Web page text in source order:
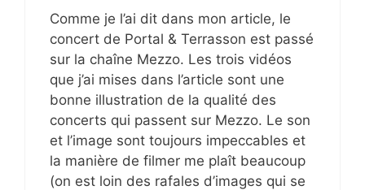
Comme je l’ai dit dans mon article, le
concert de Portal & Terrasson est passé
sur la chaîne Mezzo. Les trois vidéos
que j’ai mises dans l’article sont une
bonne illustration de la qualité des
concerts qui passent sur Mezzo. Le son
et l’image sont toujours impeccables et
la manière de filmer me plaît beaucoup
(on est loin des rafales d’images qui se